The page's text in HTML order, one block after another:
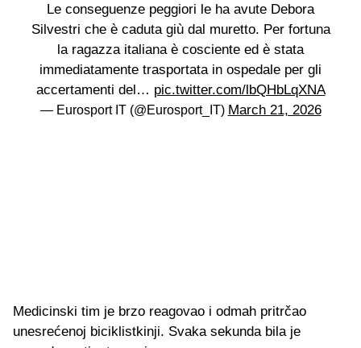
Le conseguenze peggiori le ha avute Debora
Silvestri che è caduta giù dal muretto. Per fortuna
la ragazza italiana è cosciente ed è stata
immediatamente trasportata in ospedale per gli
accertamenti del… pic.twitter.com/lbQHbLqXNA
— Eurosport IT (@Eurosport_IT) March 21, 2026
Medicinski tim je brzo reagovao i odmah pritrčao
unesrećenoj biciklistkinji. Svaka sekunda bila je